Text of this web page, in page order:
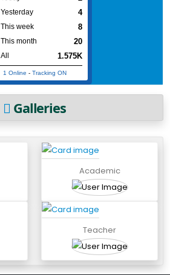
Yesterday 4
This week 8
This month 20
All 1.575K
1 Online - Tracking ON
Galleries
Academic
Teacher